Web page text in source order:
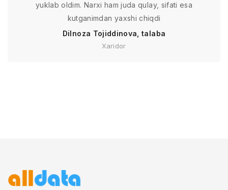
yuklab oldim. Narxi ham juda qulay, sifati esa
kutganimdan yaxshi chiqdi
Dilnoza Tojiddinova, talaba
Xaridor